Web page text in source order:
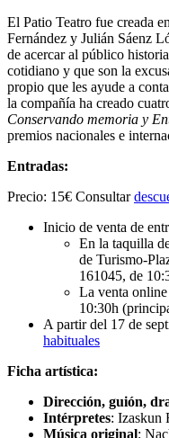
El Patio Teatro fue creada
Fernández y Julián Sáenz
de acercar al público
cotidiano y que son la
propio que les ayude a
la compañía ha creado
Conservando memoria y
premios nacionales e
Entradas:
Precio: 15€ Consultar
Inicio de venta de
En la taquilla
de Turismo-
161045, de
La venta
10:30h
A partir del 17 de
habituales
Ficha artística:
Dirección, guión,
Intérpretes: Izaskun
Música original: